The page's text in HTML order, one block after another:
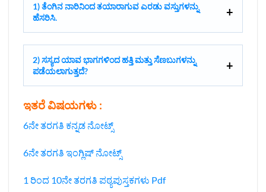
1) ತೆಂಗಿನ ನಾರಿನಿಂದ ತಯಾರಾಗುವ ಎರಡು ವಸ್ತುಗಳನ್ನು
ಹೆಸರಿಸಿ.
2) ಸಸ್ಯದ ಯಾವ ಭಾಗಗಳಿಂದ ಹತ್ತಿ ಮತ್ತು ಸೆಣಬುಗಳನ್ನು
ಪಡೆಯಲಾಗುತ್ತದೆ?
ಇತರೆ ವಿಷಯಗಳು :
6ನೇ ತರಗತಿ ಕನ್ನಡ ನೋಟ್ಸ್
6ನೇ ತರಗತಿ ಇಂಗ್ಲಿಷ್‌ ನೋಟ್ಸ್
1 ರಿಂದ 10ನೇ ತರಗತಿ ಪಠ್ಯಪುಸ್ತಕಗಳು Pdf